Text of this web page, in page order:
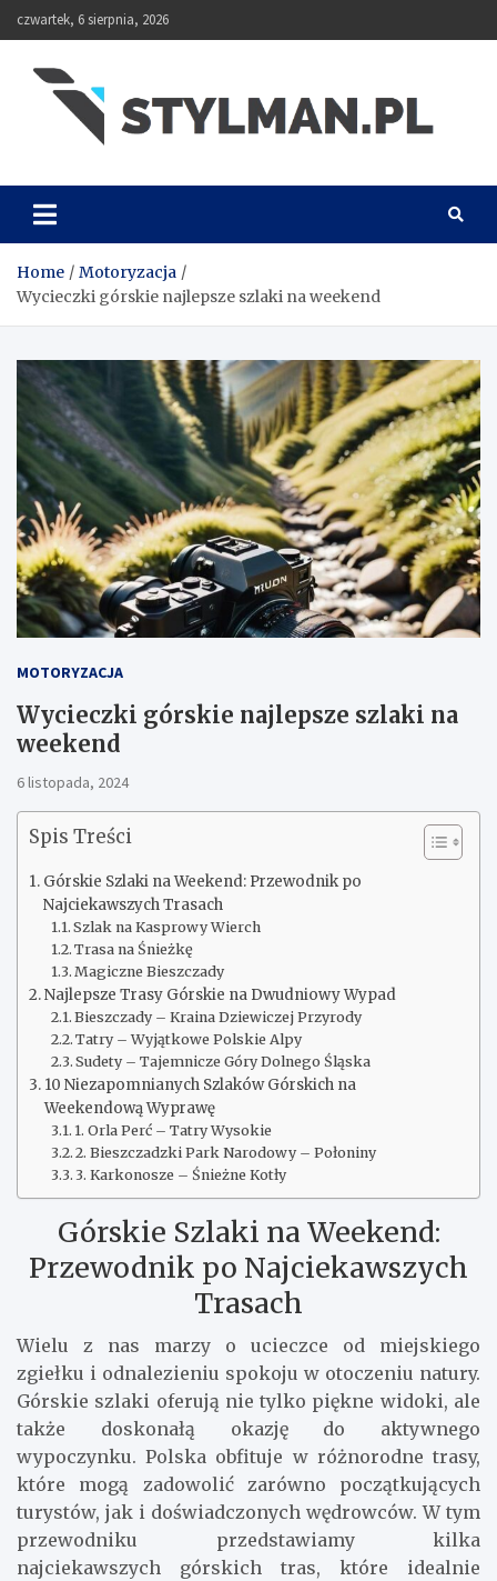
to
czwartek, 6 sierpnia, 2026
Stylman
Home
Motoryzacja
Wycieczki górskie najlepsze szlaki na weekend
MOTORYZACJA
Wycieczki górskie najlepsze szlaki na
weekend
6 listopada, 2024
Spis Treści
Górskie Szlaki na Weekend: Przewodnik po
Najciekawszych Trasach
Szlak na Kasprowy Wierch
Trasa na Śnieżkę
Magiczne Bieszczady
Najlepsze Trasy Górskie na Dwudniowy Wypad
Bieszczady – Kraina Dziewiczej Przyrody
Tatry – Wyjątkowe Polskie Alpy
Sudety – Tajemnicze Góry Dolnego Śląska
10 Niezapomnianych Szlaków Górskich na
Weekendową Wyprawę
1. Orla Perć – Tatry Wysokie
2. Bieszczadzki Park Narodowy – Połoniny
3. Karkonosze – Śnieżne Kotły
Górskie Szlaki na Weekend:
Przewodnik po Najciekawszych
Trasach
Wielu z nas marzy o ucieczce od miejskiego
zgiełku i odnalezieniu spokoju w otoczeniu natury.
Górskie szlaki oferują nie tylko piękne widoki, ale
także doskonałą okazję do aktywnego
wypoczynku. Polska obfituje w różnorodne trasy,
które mogą zadowolić zarówno początkujących
turystów, jak i doświadczonych wędrowców. W tym
przewodniku przedstawiamy kilka
najciekawszych górskich tras, które idealnie